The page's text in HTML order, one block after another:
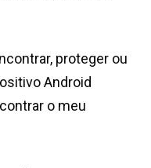
proteger ou
Android
o meu